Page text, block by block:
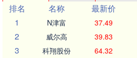
排名
名称 最新价
1
N津富 37.49
2 威尔高 39.83
3 科翔股份 64.32